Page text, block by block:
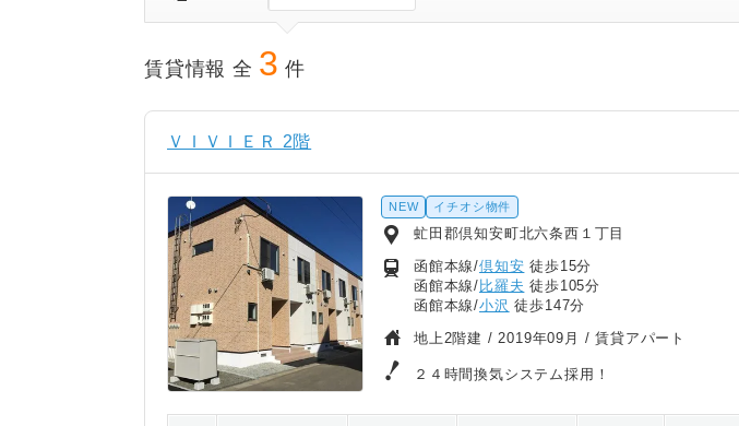
賃貸情報 全 3 件
ＶＩＶＩＥＲ 2階
NEW イチオシ物件
虻田郡倶知安町北六条西１丁目
函館本線/倶知安 徒歩15分
函館本線/ 比羅夫 徒歩105分
函館本線/小沢 徒歩147分
地上2階建 /2019年09月 / 賃貸アパート
２４時間換気システム採用！